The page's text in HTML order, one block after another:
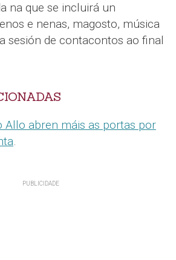
na que se incluirá un
e nenas, magosto, música
sesión de contacontos ao final
Allo abren máis as portas por
.